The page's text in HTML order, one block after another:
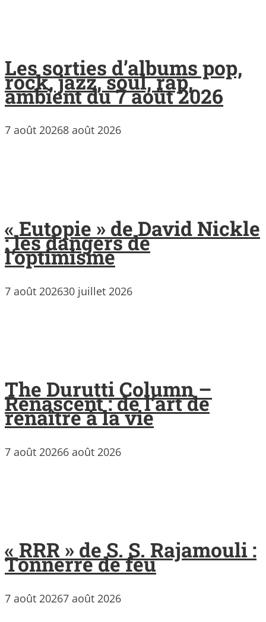
Les sorties d’albums pop,
rock, jazz, soul, rap,
ambient du 7 août 2026
7 août 20268 août 2026
« Eutopie » de David Nickle
: les dangers de
l’optimisme
7 août 202630 juillet 2026
The Durutti Column –
Renascent : de l’art de
renaître à la vie
7 août 20266 août 2026
« RRR » de S. S. Rajamouli :
Tonnerre de feu
7 août 20267 août 2026